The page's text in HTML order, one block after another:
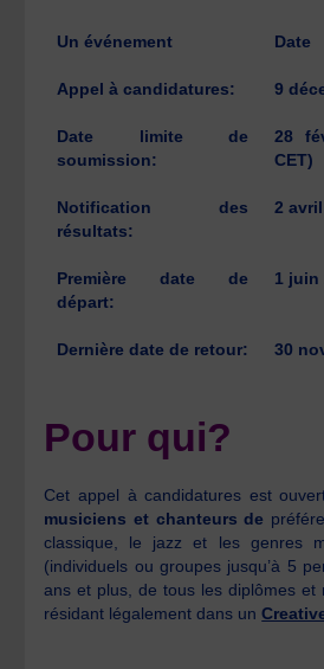
Un événement Date
Appel à candidatures: 9
Date limite de
soumission:
28
CET)
Notification des
résultats:
2
Première date de
départ:
1 juin
Dernière date de retour: 30
Pour qui?
Cet appel à candidatures est
musiciens et chanteurs de
classique, le jazz et les genres
(individuels ou groupes jusqu’à 5
ans et plus, de tous les diplômes et
résidant légalement dans un